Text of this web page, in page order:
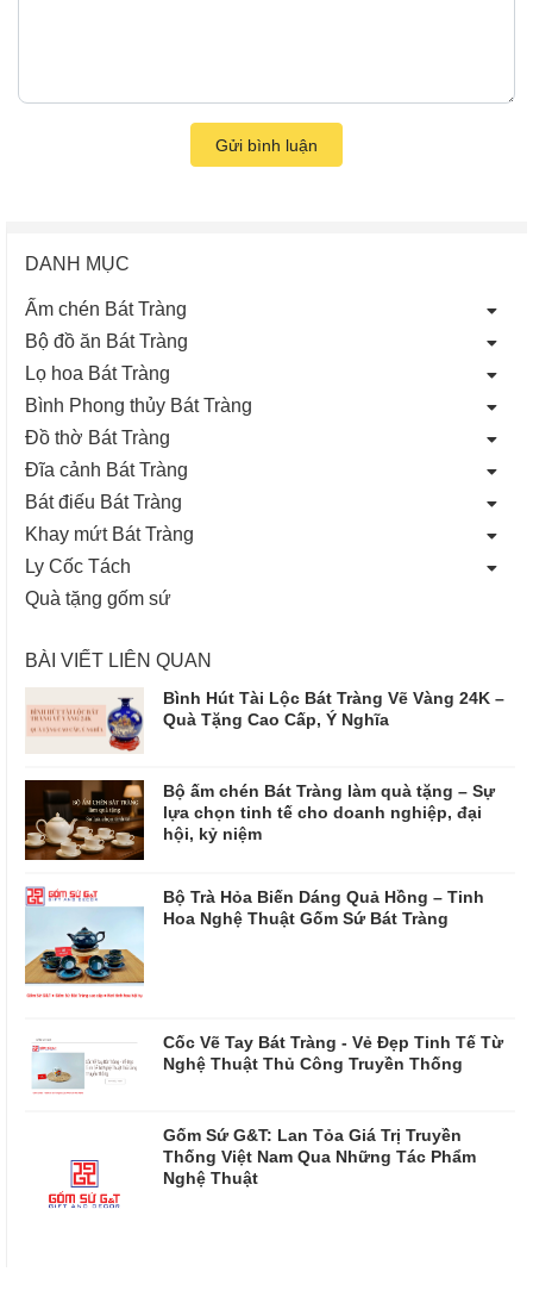
Gửi bình luận
DANH MỤC
Ấm chén Bát Tràng
Bộ đồ ăn Bát Tràng
Lọ hoa Bát Tràng
Bình Phong thủy Bát Tràng
Đồ thờ Bát Tràng
Đĩa cảnh Bát Tràng
Bát điếu Bát Tràng
Khay mứt Bát Tràng
Ly Cốc Tách
Quà tặng gốm sứ
BÀI VIẾT LIÊN QUAN
Bình Hút Tài Lộc Bát Tràng Vẽ Vàng 24K –
Quà Tặng Cao Cấp, Ý Nghĩa
Bộ ấm chén Bát Tràng làm quà tặng – Sự
lựa chọn tinh tế cho doanh nghiệp, đại
hội, kỷ niệm
Bộ Trà Hỏa Biến Dáng Quả Hồng – Tinh
Hoa Nghệ Thuật Gốm Sứ Bát Tràng
Cốc Vẽ Tay Bát Tràng - Vẻ Đẹp Tinh Tế Từ
Nghệ Thuật Thủ Công Truyền Thống
Gốm Sứ G&T: Lan Tỏa Giá Trị Truyền
Thống Việt Nam Qua Những Tác Phẩm
Nghệ Thuật